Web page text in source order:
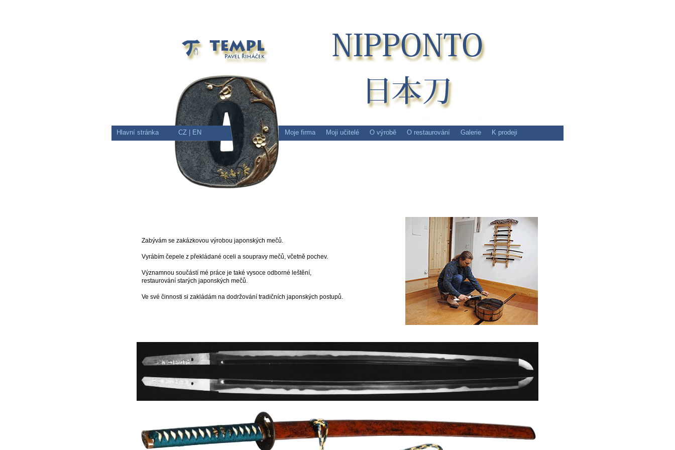
Hlavní stránka CZ | EN Moje firma Moji učitelé O výrobě O restaurování Galerie K prodeji
Zabývám se zakázkovou výrobou japonských mečů.
Vyrábím čepele z překládané oceli a soupravy mečů, včetně pochev.
Významnou součástí mé práce je také vysoce odborné leštění,
restaurování starých japonských mečů.
Ve své činnosti si zakládám na dodržování tradičních japonských postupů.